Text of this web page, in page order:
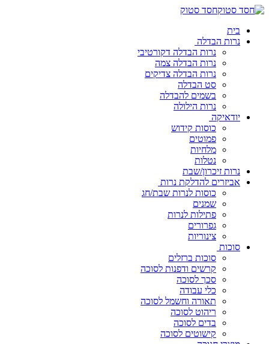
חסד סטוק
בית
נרות הבדלה
נרות הבדלה דקורטיבי
נרות הבדלה צמה
נרות הבדלה צדיקים
סט הבדלה
בשמים להבדלה
נרות הילולה
יודאיקה
כוסות קידוש
פמוטים
מלחיות
נטלות
נרות זיכרון/שבת
אביזרים להדלקת נרות
כוסות לנרות שבת/חג
שמנים
פתילות לנרות
גפרורים
צינוריות
סוכות
סוכות ברזלים
קרשים ודפנות לסוכה
סכך לסוכה
כלי עבודה
תאורה וחשמל לסוכה
ריהוט לסוכה
בדים לסוכה
קישוטים לסוכה